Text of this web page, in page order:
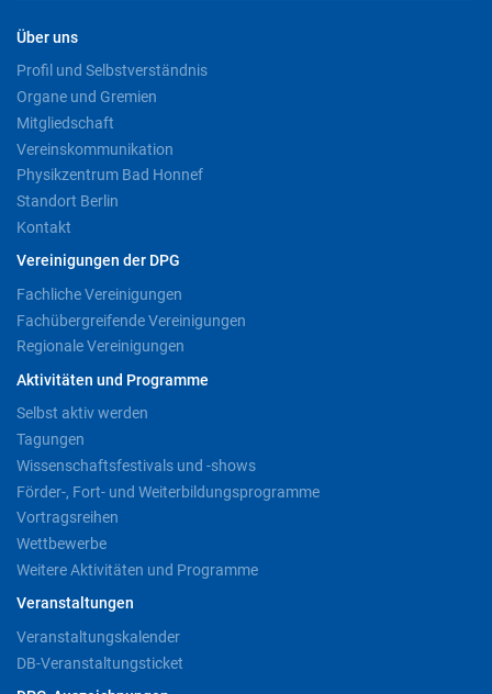
Über uns
Profil und Selbstverständnis
Organe und Gremien
Mitgliedschaft
Vereinskommunikation
Physikzentrum Bad Honnef
Standort Berlin
Kontakt
Vereinigungen der DPG
Fachliche Vereinigungen
Fachübergreifende Vereinigungen
Regionale Vereinigungen
Aktivitäten und Programme
Selbst aktiv werden
Tagungen
Wissenschaftsfestivals und -shows
Förder-, Fort- und Weiterbildungsprogramme
Vortragsreihen
Wettbewerbe
Weitere Aktivitäten und Programme
Veranstaltungen
Veranstaltungskalender
DB-Veranstaltungsticket